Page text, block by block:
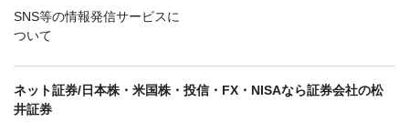
SNS等の情報発信サービスに
ついて
ネット証券/日本株・米国株・投信・FX・NISAなら証券会社の松
井証券